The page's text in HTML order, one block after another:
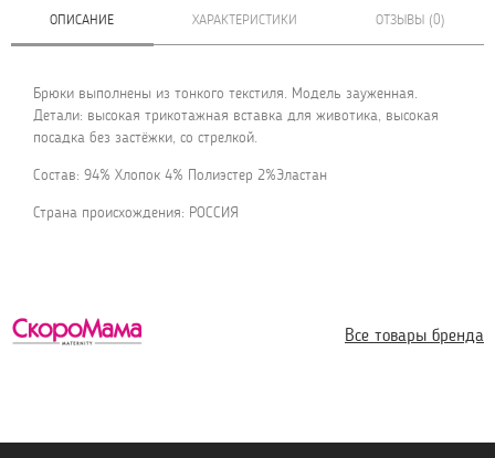
ОПИСАНИЕ ХАРАКТЕРИСТИКИ ОТЗЫВЫ (0)
Брюки выполнены из тонкого текстиля. Модель зауженная.
Детали: высокая трикотажная вставка для животика, высокая
посадка без застёжки, со стрелкой.
Состав: 94% Хлопок 4% Полиэстер 2%Эластан
Страна происхождения: РОССИЯ
Все товары бренда